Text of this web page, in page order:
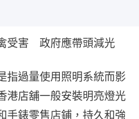
受害　政府應帶頭減光
指過量使用照明系統而影
港店舖一般安裝明亮燈光
手錶零售店鋪，持久和強